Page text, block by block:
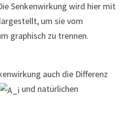
Senkenwirkung wird hier mit
um sie vom
graphisch zu trennen.
auch die Differenz
und natürlichen